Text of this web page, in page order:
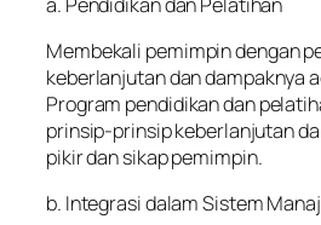
Membekali pemimpin dengan
keberlanjutan dan dampaknya
Program pendidikan dan
prinsip-prinsip keberlanjutan
pikir dan sikap pemimpin.
b. Integrasi dalam Sistem